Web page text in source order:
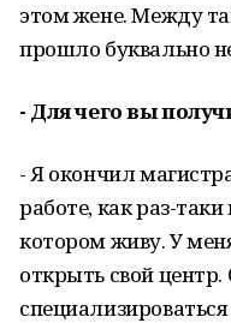
этом жене. Между
прошло буквально
- Для чего вы
- Я окончил
работе, как раз-
котором живу. У
открыть свой центр.